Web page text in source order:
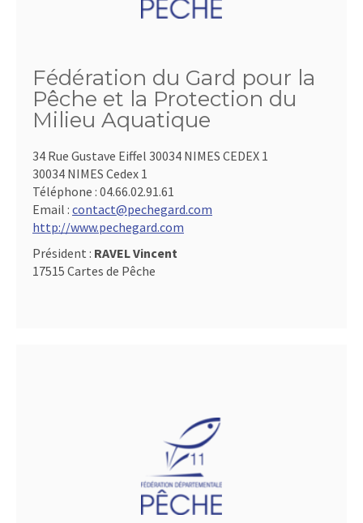
Fédération du Gard pour la
Pêche et la Protection du
Milieu Aquatique
34 Rue Gustave Eiffel 30034 NIMES CEDEX 1
30034 NIMES Cedex 1
Téléphone : 04.66.02.91.61
Email : contact@pechegard.com
http://www.pechegard.com
Président : RAVEL Vincent
17515 Cartes de Pêche